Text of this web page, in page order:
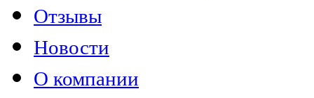
Отзывы
Новости
О компании